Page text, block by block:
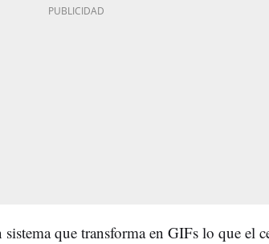
sistema que transforma en GIFs lo que el